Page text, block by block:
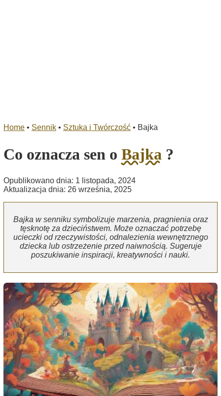
Home • Sennik • Sztuka i Twórczość • Bajka
Co oznacza sen o Bajka ?
Opublikowano dnia: 1 listopada, 2024
Aktualizacja dnia: 26 września, 2025
Bajka w senniku symbolizuje marzenia, pragnienia oraz
tęsknotę za dzieciństwem. Może oznaczać potrzebę
ucieczki od rzeczywistości, odnalezienia wewnętrznego
dziecka lub ostrzeżenie przed naiwnością. Sugeruje
poszukiwanie inspiracji, kreatywności i nauki.